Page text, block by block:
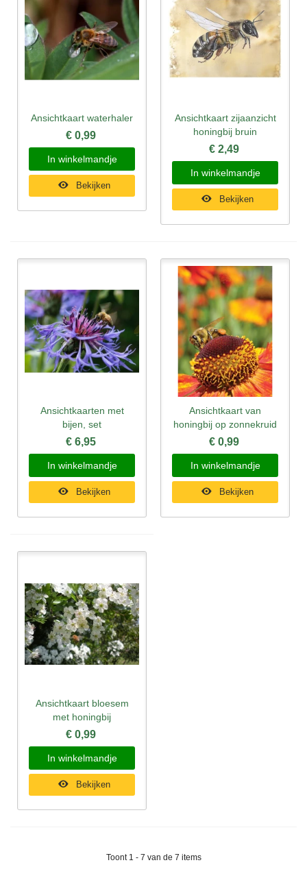
Ansichtkaart waterhaler
€ 0,99
In winkelmandje
Bekijken
Ansichtkaart zijaanzicht
honingbij bruin
€ 2,49
In winkelmandje
Bekijken
Ansichtkaarten met
bijen, set
€ 6,95
In winkelmandje
Bekijken
Ansichtkaart van
honingbij op zonnekruid
€ 0,99
In winkelmandje
Bekijken
Ansichtkaart bloesem
met honingbij
€ 0,99
In winkelmandje
Bekijken
Toont 1 - 7 van de 7 items